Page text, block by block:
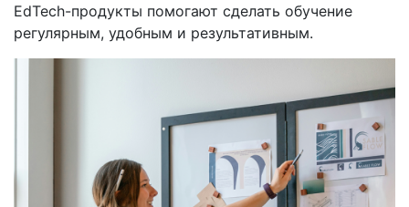
EdTech-продукты помогают сделать обучение
регулярным, удобным и результативным.